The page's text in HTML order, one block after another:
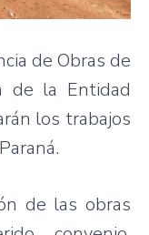
de Obras de
de la Entidad
los trabajos
de las obras